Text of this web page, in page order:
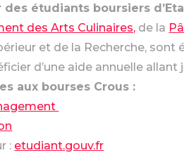
étudiants boursiers
des Arts Culinaires, de la
et de la Recherche, sont
d’une aide annuelle allant
aux bourses Crous :
: etudiant.gouv.fr